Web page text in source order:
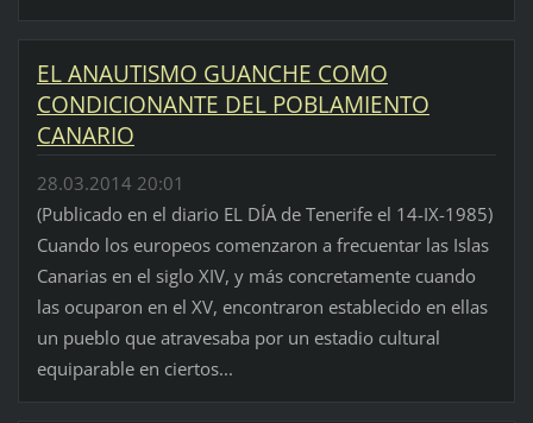
EL ANAUTISMO GUANCHE COMO
CONDICIONANTE DEL POBLAMIENTO
CANARIO
28.03.2014 20:01
(Publicado en el diario EL DÍA de Tenerife el 14-IX-1985)
Cuando los europeos comenzaron a frecuentar las Islas
Canarias en el siglo XIV, y más concretamente cuando
las ocuparon en el XV, encontraron establecido en ellas
un pueblo que atravesaba por un estadio cultural
equiparable en ciertos...